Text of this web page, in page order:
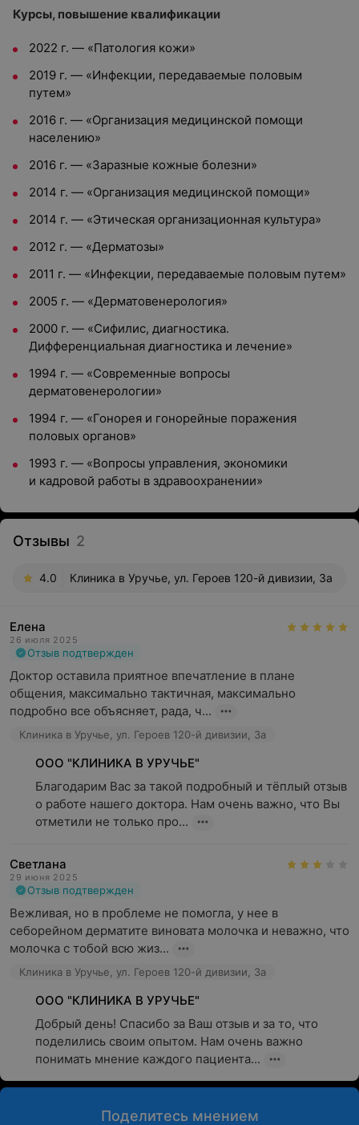
Курсы, повышение квалификации
2022 г. — «Патология кожи»
2019 г. — «Инфекции, передаваемые половым
путем»
2016 г. — «Организация медицинской помощи
населению»
2016 г. — «Заразные кожные болезни»
2014 г. — «Организация медицинской помощи»
2014 г. — «Этическая организационная культура»
2012 г. — «Дерматозы»
2011 г. — «Инфекции, передаваемые половым путем»
2005 г. — «Дерматовенерология»
2000 г. — «Сифилис, диагностика.
Дифференциальная диагностика и лечение»
1994 г. — «Современные вопросы
дерматовенерологии»
1994 г. — «Гонорея и гонорейные поражения
половых органов»
1993 г. — «Вопросы управления, экономики
и кадровой работы в здравоохранении»
Отзывы 2
4.0 Клиника в Уручье, ул. Героев 120-й дивизии, 3а
Елена
26 июля 2025
Отзыв подтвержден
Доктор оставила приятное впечатление в плане
общения, максимально тактичная, максимально
подробно все объясняет, рада, ч...
Клиника в Уручье, ул. Героев 120-й дивизии, 3а
ООО "КЛИНИКА В УРУЧЬЕ"
Благодарим Вас за такой подробный и тёплый отзыв
о работе нашего доктора. Нам очень важно, что Вы
отметили не только про...
Светлана
29 июня 2025
Отзыв подтвержден
Вежливая, но в проблеме не помогла, у нее в
себорейном дерматите виновата молочка и неважно, что
молочка с тобой всю жиз...
Клиника в Уручье, ул. Героев 120-й дивизии, 3а
ООО "КЛИНИКА В УРУЧЬЕ"
Добрый день! Спасибо за Ваш отзыв и за то, что
поделились своим опытом. Нам очень важно
понимать мнение каждого пациента...
Поделитесь мнением